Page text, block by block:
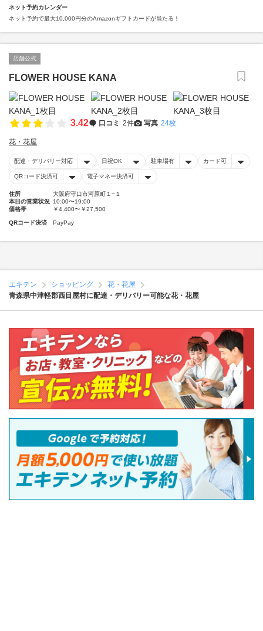
ネット予約カレンダー
ネット予約で最大10,000円分のAmazonギフトカードが当たる！
店舗公式
FLOWER HOUSE KANA
3.42 口コミ 2件 写真 24枚
花・花屋
配達・デリバリー対応 日祝OK 駐車場有 カード可
QRコード決済可 電子マネー決済可
住所
大阪府守口市河原町１−１
本日の営業状況 10:00〜19:00
価格帯
￥4,400〜￥27,500
QRコード決済 PayPay
エキテン ショッピング
花・花屋
青森県中津軽郡西目屋村に配達・デリバリー可能な花・花屋